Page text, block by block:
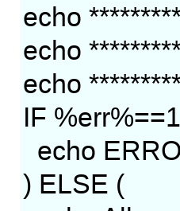
echo
echo
echo
IF
echo
) ELSE (